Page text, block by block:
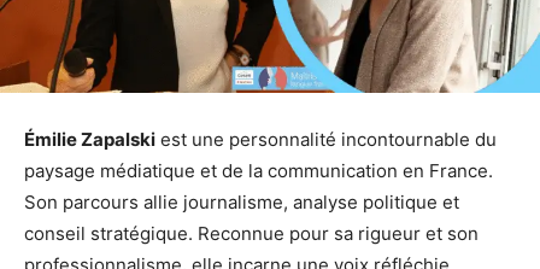
Émilie Zapalski est une personnalité incontournable du
paysage médiatique et de la communication en France.
Son parcours allie journalisme, analyse politique et
conseil stratégique. Reconnue pour sa rigueur et son